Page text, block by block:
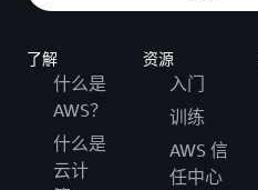
了解
什么是
AWS？
什么是
云计
资源
入门
训练
AWS 信
任中心